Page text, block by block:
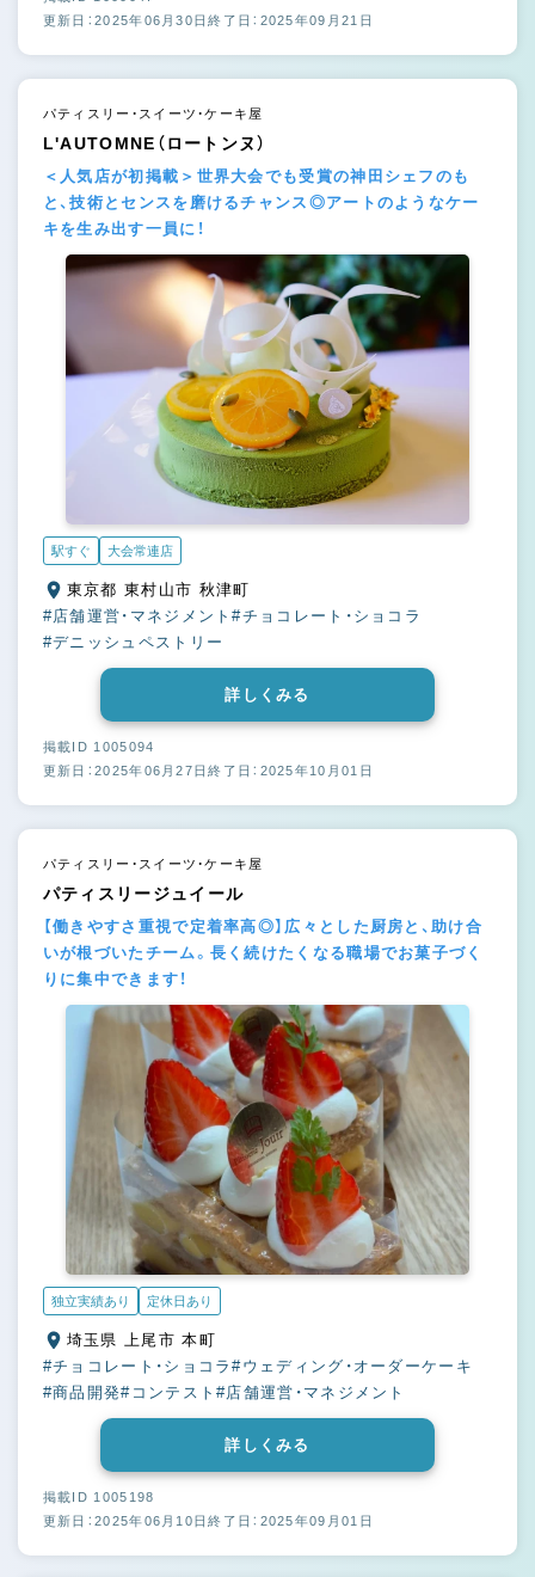
更新日：2025年06月30日終了日：2025年09月21日
パティスリー・スイーツ・ケーキ屋
L'AUTOMNE（ロートンヌ）
＜人気店が初掲載＞世界大会でも受賞の神田シェフのも
と、技術とセンスを磨けるチャンス◎アートのようなケー
キを生み出す一員に！
駅すぐ 大会常連店
東京都 東村山市 秋津町
#店舗運営・マネジメント#チョコレート・ショコラ
#デニッシュペストリー
詳しくみる
掲載ID 1005094
更新日：2025年06月27日終了日：2025年10月01日
パティスリー・スイーツ・ケーキ屋
パティスリージュイール
【働きやすさ重視で定着率高◎】広々とした厨房と、助け合
いが根づいたチーム。長く続けたくなる職場でお菓子づく
りに集中できます！
独立実績あり 定休日あり
埼玉県 上尾市 本町
#チョコレート・ショコラ#ウェディング・オーダーケーキ
#商品開発#コンテスト#店舗運営・マネジメント
詳しくみる
掲載ID 1005198
更新日：2025年06月10日終了日：2025年09月01日